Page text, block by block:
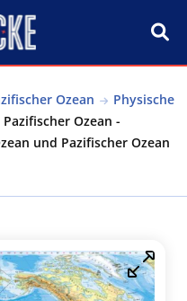
Ozean
Physische
Ozean -
und Pazifischer Ozean